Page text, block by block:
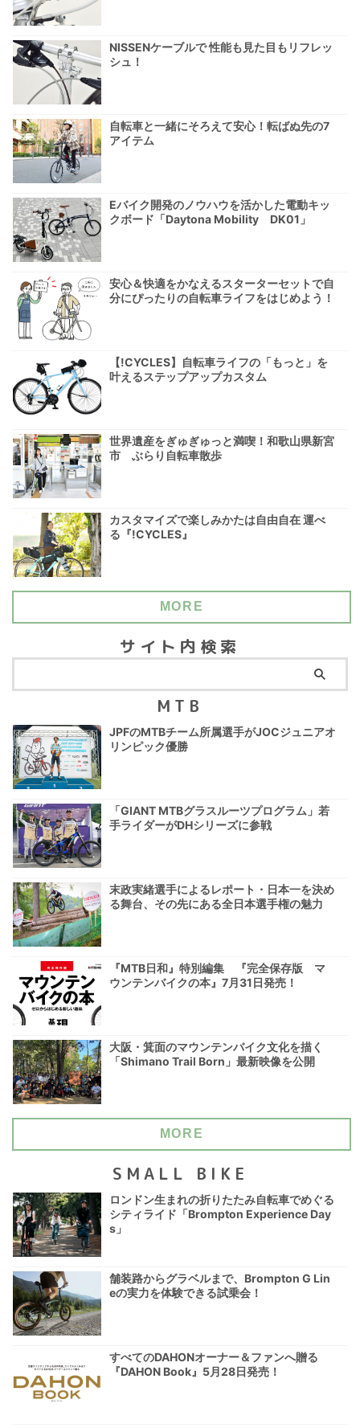
NISSENケーブルで 性能も見た目もリフレッ
シュ！
自転車と一緒にそろえて安心！転ばぬ先の7
アイテム
Eバイク開発のノウハウを活かした電動キッ
クボード「Daytona Mobility DK01」
安心＆快適をかなえるスターターセットで自
分にぴったりの自転車ライフをはじめよう！
【!CYCLES】自転車ライフの「もっと」を
叶えるステップアップカスタム
世界遺産をぎゅぎゅっと満喫！和歌山県新宮
市 ぶらり自転車散歩
カスタマイズで楽しみかたは自由自在 運べ
る『!CYCLES』
MORE
サイト内検索
MTB
JPFのMTBチーム所属選手がJOCジュニアオ
リンピック優勝
「GIANT MTBグラスルーツプログラム」若
手ライダーがDHシリーズに参戦
末政実緒選手によるレポート・日本一を決め
る舞台、その先にある全日本選手権の魅力
『MTB日和』特別編集 『完全保存版 マ
ウンテンバイクの本』7月31日発売！
大阪・箕面のマウンテンバイク文化を描く
「Shimano Trail Born」最新映像を公開
MORE
SMALL BIKE
ロンドン生まれの折りたたみ自転車でめぐる
シティライド「Brompton Experience Day
s」
舗装路からグラベルまで、Brompton G Lin
eの実力を体験できる試乗会！
すべてのDAHONオーナー＆ファンへ贈る
『DAHON Book』5月28日発売！